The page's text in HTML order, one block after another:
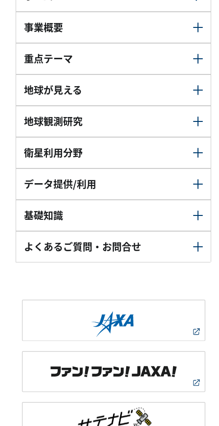
事業概要
重点テーマ
地球が見える
地球観測研究
衛星利用分野
データ提供/利用
基礎知識
よくあるご質問・お問合せ